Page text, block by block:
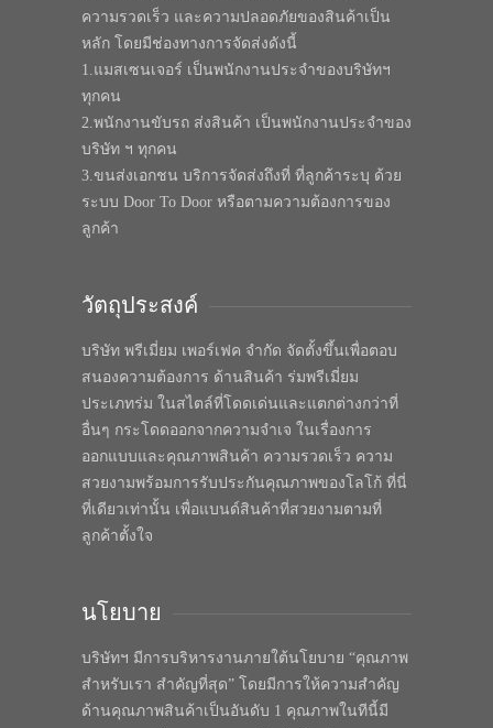
ความรวดเร็ว และความปลอดภัยของสินค้าเป็น
หลัก โดยมีช่องทางการจัดส่งดังนี้
1.แมสเซนเจอร์ เป็นพนักงานประจำของบริษัทฯ
ทุกคน
2.พนักงานขับรถ ส่งสินค้า เป็นพนักงานประจำของ
บริษัท ฯ ทุกคน
3.ขนส่งเอกชน บริการจัดส่งถึงที่ ที่ลูกค้าระบุ ด้วย
ระบบ Door To Door หรือตามความต้องการของ
ลูกค้า
วัตถุประสงค์
บริษัท พรีเมี่ยม เพอร์เฟค จำกัด จัดตั้งขึ้นเพื่อตอบ
สนองความต้องการ ด้านสินค้า ร่มพรีเมี่ยม
ประเภทร่ม ในสไตล์ที่โดดเด่นและแตกต่างกว่าที่
อื่นๆ กระโดดออกจากความจำเจ ในเรื่องการ
ออกแบบและคุณภาพสินค้า ความรวดเร็ว ความ
สวยงามพร้อมการรับประกันคุณภาพของโลโก้ ที่นี่
ที่เดียวเท่านั้น เพื่อแบนด์สินค้าที่สวยงามตามที่
ลูกค้าตั้งใจ
นโยบาย
บริษัทฯ มีการบริหารงานภายใต้นโยบาย “คุณภาพ
สำหรับเรา สำคัญที่สุด” โดยมีการให้ความสำคัญ
ด้านคุณภาพสินค้าเป็นอันดับ 1 คุณภาพในทีนี้มี